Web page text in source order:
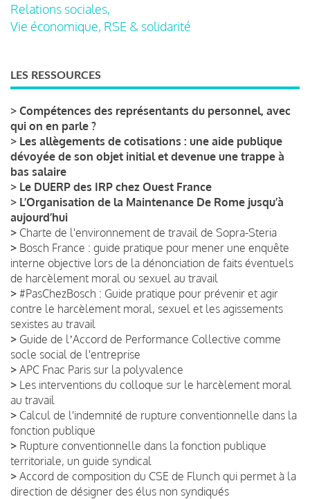
Relations sociales,
Vie économique, RSE & solidarité
LES RESSOURCES
> Compétences des représentants du personnel, avec
qui on en parle ?
> Les allègements de cotisations : une aide publique
dévoyée de son objet initial et devenue une trappe à
bas salaire
> Le DUERP des IRP chez Ouest France
> L’Organisation de la Maintenance De Rome jusqu’à
aujourd’hui
> Charte de l'environnement de travail de Sopra-Steria
> Bosch France : guide pratique pour mener une enquête
interne objective lors de la dénonciation de faits éventuels
de harcèlement moral ou sexuel au travail
> #PasChezBosch : Guide pratique pour prévenir et agir
contre le harcèlement moral, sexuel et les agissements
sexistes au travail
> Guide de lʼAccord de Performance Collective comme
socle social de l'entreprise
> APC Fnac Paris sur la polyvalence
> Les interventions du colloque sur le harcèlement moral
au travail
> Calcul de l'indemnité de rupture conventionnelle dans la
fonction publique
> Rupture conventionnelle dans la fonction publique
territoriale, un guide syndical
> Accord de composition du CSE de Flunch qui permet à la
direction de désigner des élus non syndiqués